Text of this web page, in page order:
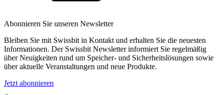
Abonnieren Sie unseren Newsletter
Bleiben Sie mit Swissbit in Kontakt und erhalten Sie die neuesten
Informationen. Der Swissbit Newsletter informiert Sie regelmäßig
über Neuigkeiten rund um Speicher- und Sicherheitslösungen sowie
über aktuelle Veranstaltungen und neue Produkte.
Jetzt abonnieren